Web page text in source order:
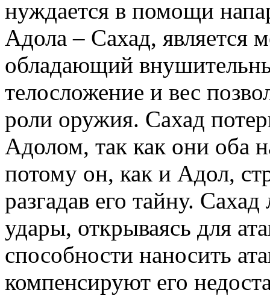
нуждается в помощи
Адола – Сахад, является
обладающий
телосложение и вес
роли оружия. Сахад
Адолом, так как они оба
потому он, как и Адол,
разгадав его тайну.
удары, открываясь для
способности наносить
компенсируют его